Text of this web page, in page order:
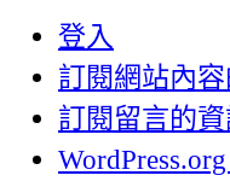
登入
訂閱網站內
訂閱留言的